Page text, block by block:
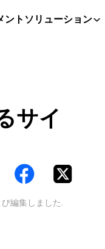
ントソリューション
サイ
編集しました.